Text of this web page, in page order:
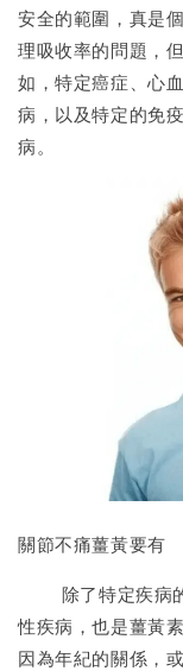
安全的範圍，真是
理吸收率的問題，
如，特定癌症、心
病，以及特定的免
病。
關節不痛薑黃要有
除了特定疾病的
性疾病，也是薑黃
因為年紀的關係，